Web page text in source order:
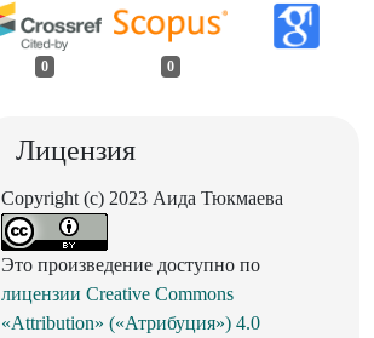
0 0
Лицензия
Copyright (c) 2023 Аида Тюкмаева
Это произведение доступно по
лицензии Creative Commons
«Attribution» («Атрибуция») 4.0